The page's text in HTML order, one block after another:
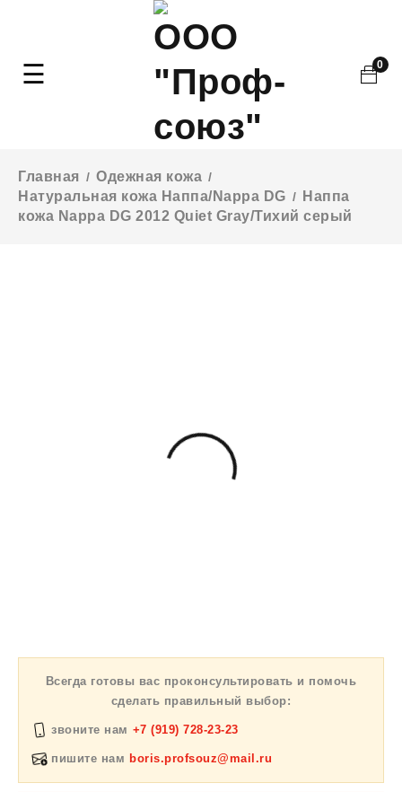
0
Главная / Одежная кожа /
Натуральная кожа Наппа/Nappa DG /
Наппа
кожа Nappa DG 2012 Quiet Gray/Тихий серый
Всегда готовы вас проконсультировать и помочь
сделать правильный выбор:
звоните нам +7 (919) 728-23-23
пишите нам boris.profsouz@mail.ru